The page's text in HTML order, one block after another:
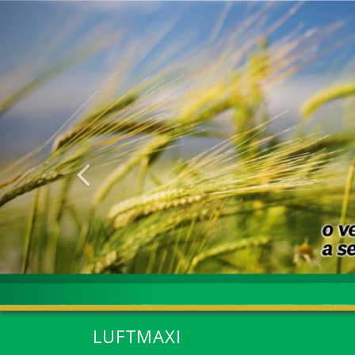
Anterior
LUFTMAXI